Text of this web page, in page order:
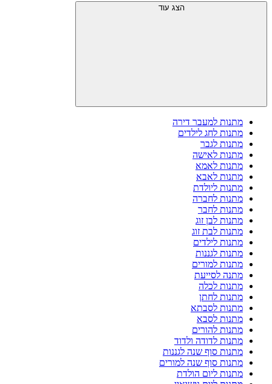
הצג עוד
מתנות למעבר דירה
מתנות לחג לילדים
מתנות לגבר
מתנות לאישה
מתנות לאמא
מתנות לאבא
מתנות ליולדת
מתנות לחברה
מתנות לחבר
מתנות לבן זוג
מתנות לבת זוג
מתנות לילדים
מתנות לגננות
מתנות למורים
מתנה לסייעת
מתנות לכלה
מתנות לחתן
מתנות לסבתא
מתנות לסבא
מתנות להורים
מתנות לדודה ולדוד
מתנות סוף שנה לגננות
מתנות סוף שנה למורים
מתנות ליום הולדת